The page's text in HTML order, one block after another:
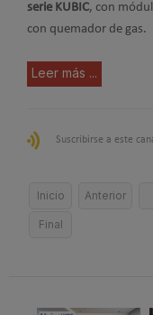
serie KUBIC, con
con quemador de gas.
Leer más ...
Suscribirse a este
Inicio Anterior
Final